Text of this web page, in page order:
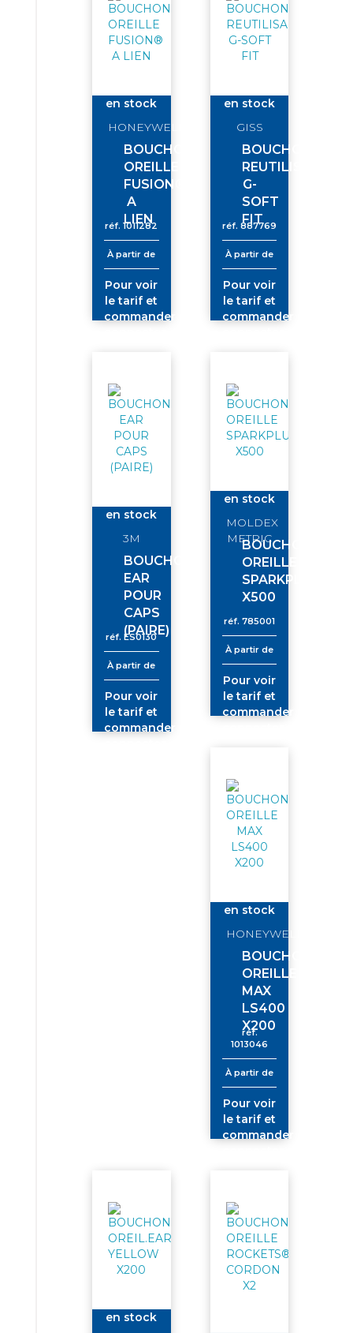
en stock
HONEYWELL
BOUCHON
OREILLE
FUSION®
A
LIEN
réf.1011282
À partir de
Pour voir
le tarif et
commander
en stock
GISS
BOUCHON
REUTILISABLE
G-
SOFT
FIT
réf. 887769
À partir de
Pour voir
le tarif et
commander
en stock
3M
BOUCHON
EAR
POUR
CAPS
(PAIRE)
réf.ES0130
À partir de
Pour voir
le tarif et
commander
en stock
MOLDEX
METRIC
BOUCHON
OREILLE
SPARKPLUG
X500
réf. 785001
À partir de
Pour voir
le tarif et
commander
en stock
HONEYWELL
BOUCHON
OREILLE
MAX
LS400
X200
réf.
1013046
À partir de
Pour voir
le tarif et
commander
en stock